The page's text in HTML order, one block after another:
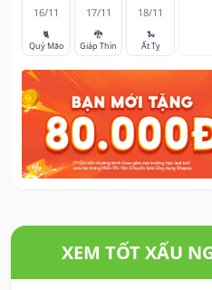
16/11
🐈
Quý Mão
17/11
🐉
Giáp Thìn
18/11
🐍
Ất Tỵ
XEM TỐT XẤU